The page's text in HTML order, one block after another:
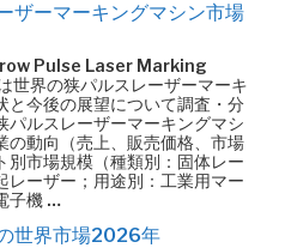
ザーマーキングマシン市場
Pulse Laser Marking
界の狭パルスレーザーマーキ
と今後の展望について調査・分
パルスレーザーマーキングマシ
の動向（売上、販売価格、市場
別市場規模（種類別：固体レー
レーザー；用途別：工業用マー
子機 …
世界市場2026年